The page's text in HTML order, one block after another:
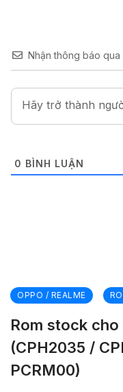
Nhận thông báo qua
0 BÌNH LUẬN
OPPO / REALME
Rom stock cho
(CPH2035 /
PCRM00)